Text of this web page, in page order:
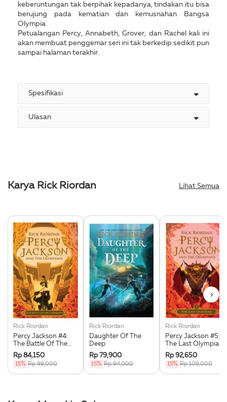
keberuntungan tak berpihak kepadanya, tindakan itu bisa
berujung pada kematian dan kemusnahan Bangsa
Olympia.
Petualangan Percy, Annabeth, Grover, dan Rachel kali ini
akan membuat penggemar seri ini tak berkedip sedikit pun
sampai halaman terakhir.
Spesifikasi
Ulasan
Karya Rick Riordan Lihat Semua
Rick Riordan
Percy Jackson #4:
The Battle Of The
Labyrinth
(Republish)
Rp 84,150
15% Rp 99,000
Rick Riordan
Daughter Of The
Deep
Rp 79,900
15% Rp 94,000
Rick Riordan
Percy Jackson #5:
The Last Olympian
(Republish)
Rp 92,650
15% Rp 109,000
›